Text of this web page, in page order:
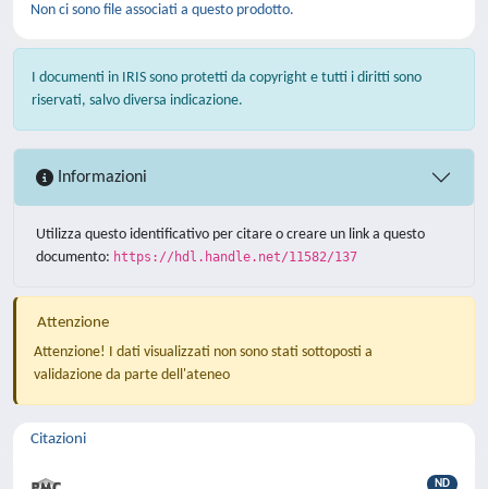
Non ci sono file associati a questo prodotto.
I documenti in IRIS sono protetti da copyright e tutti i diritti sono
riservati, salvo diversa indicazione.
Informazioni
Utilizza questo identificativo per citare o creare un link a questo
documento: https://hdl.handle.net/11582/137
Attenzione
Attenzione! I dati visualizzati non sono stati sottoposti a
validazione da parte dell'ateneo
Citazioni
ND